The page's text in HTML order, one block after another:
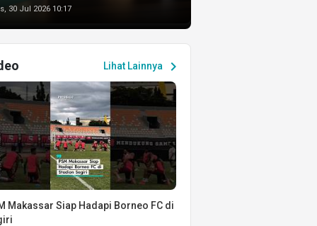
30 Jul 2026 10:17
Lihat Lainnya chevron_right
Makassar Siap Hadapi Borneo FC di